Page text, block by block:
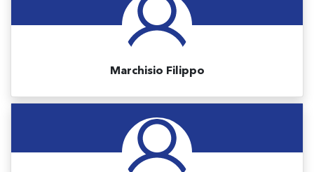
Marchisio Filippo